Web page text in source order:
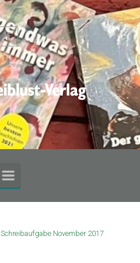
Schreibaufgabe November 2017